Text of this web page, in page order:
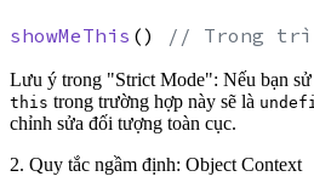
showMeThis () // Trong
Lưu ý trong "Strict Mode": Nếu bạn
this trong trường hợp này sẽ là
chỉnh sửa đối tượng toàn cục.
2. Quy tắc ngầm định: Object Context